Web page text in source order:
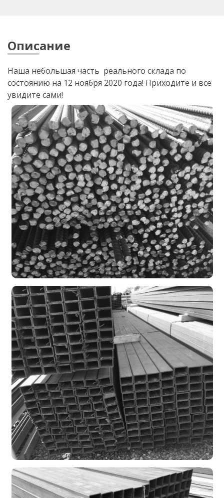
Описание
Наша небольшая часть реального склада по
состоянию на 12 ноября 2020 года! Приходите и всё
увидите сами!